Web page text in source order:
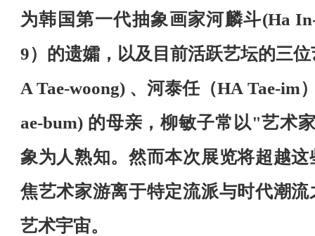
为韩国第一代抽象画家河麟斗(Ha
9）的遗孀，以及目前活跃艺坛的三
A Tae-woong) 、河泰任（HA Tae-im
ae-bum) 的母亲，柳敏子常以"艺术
象为人熟知。然而本次展览将超越
焦艺术家游离于特定流派与时代潮
艺术宇宙。